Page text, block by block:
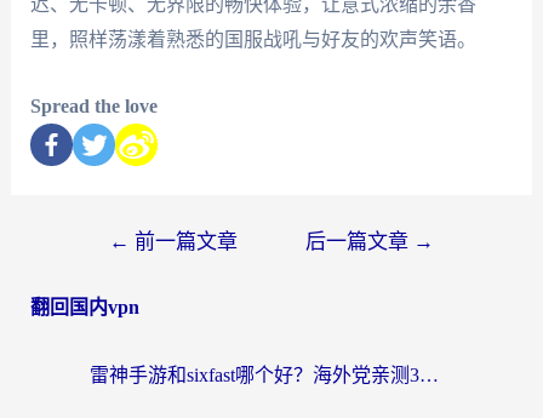
迟、无卡顿、无界限的畅快体验，让意式浓缩的余香
里，照样荡漾着熟悉的国服战吼与好友的欢声笑语。
Spread the love
← 前一篇文章 后一篇文章 →
翻回国内vpn
雷神手游和sixfast哪个好？海外党亲测3款回国加速器，教你选对不踩坑